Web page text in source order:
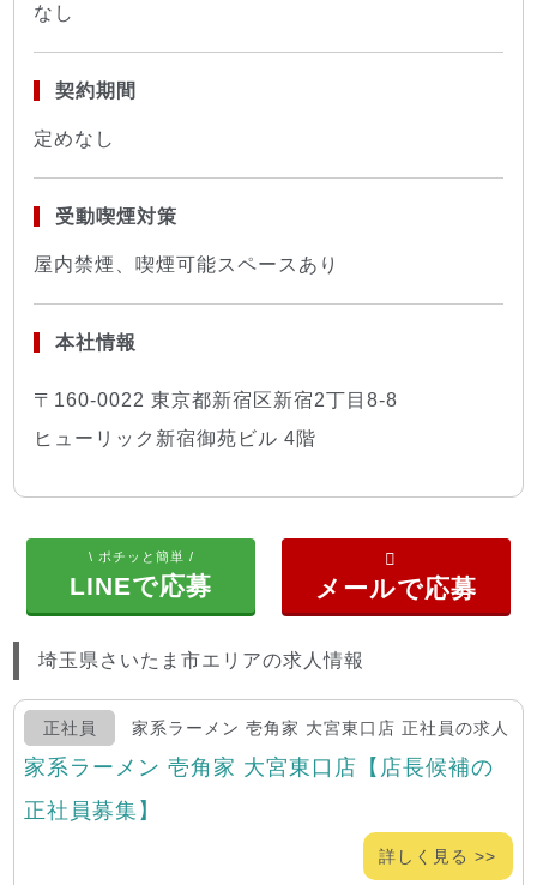
なし
契約期間
定めなし
受動喫煙対策
屋内禁煙、喫煙可能スペースあり
本社情報
〒160-0022 東京都新宿区新宿2丁目8-8
ヒューリック新宿御苑ビル 4階
\ ポチッと簡単 /
LINEで応募
埼玉県さいたま市エリアの求人情報
正社員 家系ラーメン 壱角家 大宮東口店 正社員の求人
家系ラーメン 壱角家 大宮東口店【店長候補の
正社員募集】
詳しく見る >>